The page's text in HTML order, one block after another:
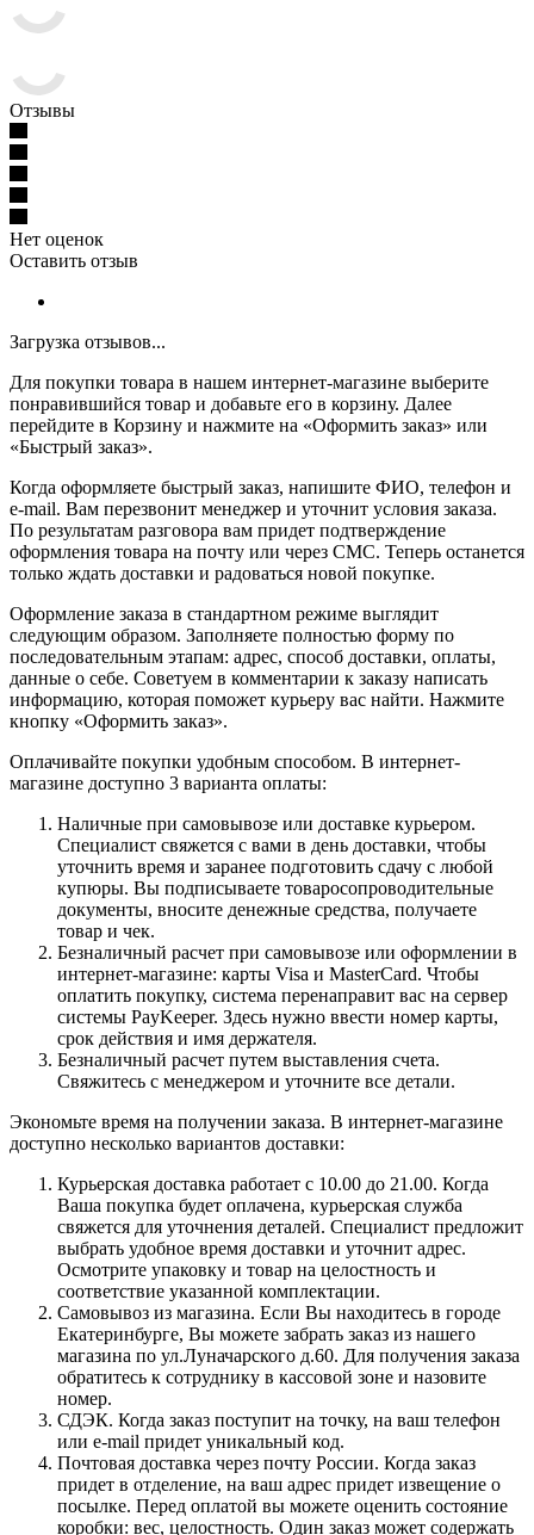
Отзывы
Нет оценок
Оставить отзыв
Загрузка отзывов...
Для покупки товара в нашем интернет-магазине выберите
понравившийся товар и добавьте его в корзину. Далее
перейдите в Корзину и нажмите на «Оформить заказ» или
«Быстрый заказ».
Когда оформляете быстрый заказ, напишите ФИО, телефон и
e-mail. Вам перезвонит менеджер и уточнит условия заказа.
По результатам разговора вам придет подтверждение
оформления товара на почту или через СМС. Теперь останется
только ждать доставки и радоваться новой покупке.
Оформление заказа в стандартном режиме выглядит
следующим образом. Заполняете полностью форму по
последовательным этапам: адрес, способ доставки, оплаты,
данные о себе. Советуем в комментарии к заказу написать
информацию, которая поможет курьеру вас найти. Нажмите
кнопку «Оформить заказ».
Оплачивайте покупки удобным способом. В интернет-
магазине доступно 3 варианта оплаты:
Наличные при самовывозе или доставке курьером.
Специалист свяжется с вами в день доставки, чтобы
уточнить время и заранее подготовить сдачу с любой
купюры. Вы подписываете товаросопроводительные
документы, вносите денежные средства, получаете
товар и чек.
Безналичный расчет при самовывозе или оформлении в
интернет-магазине: карты Visa и MasterCard. Чтобы
оплатить покупку, система перенаправит вас на сервер
системы PayKeeper. Здесь нужно ввести номер карты,
срок действия и имя держателя.
Безналичный расчет путем выставления счета.
Свяжитесь с менеджером и уточните все детали.
Экономьте время на получении заказа. В интернет-магазине
доступно несколько вариантов доставки:
Курьерская доставка работает с 10.00 до 21.00. Когда
Ваша покупка будет оплачена, курьерская служба
свяжется для уточнения деталей. Специалист предложит
выбрать удобное время доставки и уточнит адрес.
Осмотрите упаковку и товар на целостность и
соответствие указанной комплектации.
Самовывоз из магазина. Если Вы находитесь в городе
Екатеринбурге, Вы можете забрать заказ из нашего
магазина по ул.Луначарского д.60. Для получения заказа
обратитесь к сотруднику в кассовой зоне и назовите
номер.
СДЭК. Когда заказ поступит на точку, на ваш телефон
или e-mail придет уникальный код.
Почтовая доставка через почту России. Когда заказ
придет в отделение, на ваш адрес придет извещение о
посылке. Перед оплатой вы можете оценить состояние
коробки: вес, целостность. Один заказ может содержать